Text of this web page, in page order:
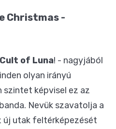
Christmas -
Cult of Luna! - nagyjából
olyan irányú
szintet képvisel ez az
Nevük szavatolja a
új utak feltérképezését